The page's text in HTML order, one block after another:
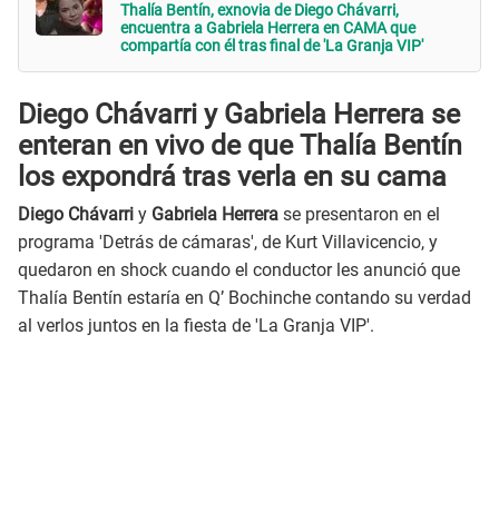
Thalía Bentín, exnovia de Diego Chávarri,
encuentra a Gabriela Herrera en CAMA que
compartía con él tras final de 'La Granja VIP'
Diego Chávarri y Gabriela Herrera se
enteran en vivo de que Thalía Bentín
los expondrá tras verla en su cama
Diego Chávarri y Gabriela Herrera se presentaron en el
programa 'Detrás de cámaras', de Kurt Villavicencio, y
quedaron en shock cuando el conductor les anunció que
Thalía Bentín estaría en Q’ Bochinche contando su verdad
al verlos juntos en la fiesta de 'La Granja VIP'.